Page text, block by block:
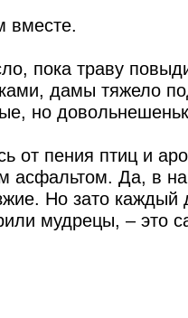
вместе.
пока траву
дамы тяжело
но
от пения птиц и
асфальтом. Да, в
Но зато каждый
мудрецы, – это